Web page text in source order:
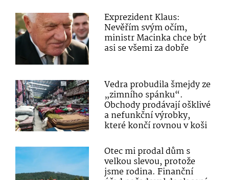
Exprezident Klaus:
Nevěřím svým očím,
ministr Macinka chce být
asi se všemi za dobře
Vedra probudila šmejdy ze
„zimního spánku“.
Obchody prodávají ošklivé
a nefunkční výrobky,
které končí rovnou v koši
Otec mi prodal dům s
velkou slevou, protože
jsme rodina. Finanční